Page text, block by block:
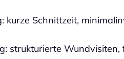
kurze Schnittzeit,
strukturierte Wundvisiten,